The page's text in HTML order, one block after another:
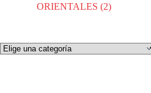
ORIENTALES(2)
Elige
una